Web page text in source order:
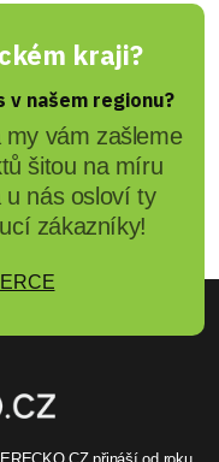
kraji?
našem regionu?
vám zašleme
šitou na míru
u nás osloví ty
zákazníky!